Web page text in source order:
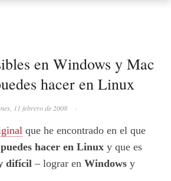
en Windows y Mac
hacer en Linux
11 febrero de 2008 ·
que he encontrado en el que
puedes hacer en Linux y que es
difícil – lograr en Windows y